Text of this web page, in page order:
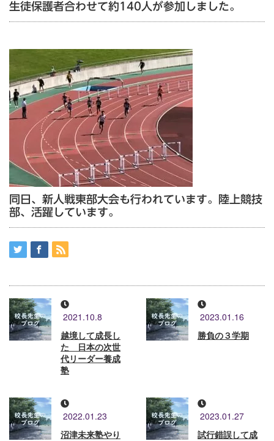
生徒保護者合わせて約140人が参加しました。
同日、新人戦東部大会も行われています。陸上競技
部、活躍しています。
2021.10.8
越境して成長し
た 日本の次世
代リーダー養成
塾
2023.01.16
勝負の３学期
2022.01.23
沼津未来塾やり
2023.01.27
試行錯誤して成